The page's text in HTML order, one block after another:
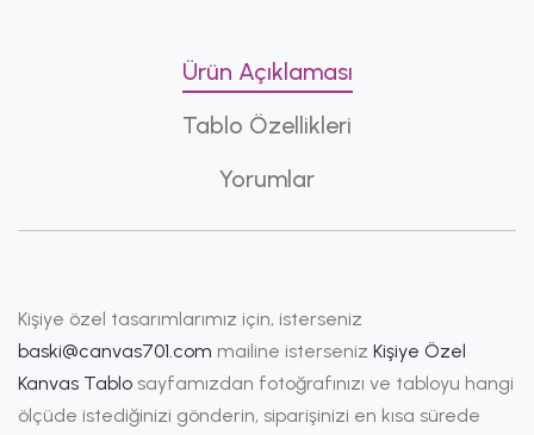
Ürün Açıklaması
Tablo Özellikleri
Yorumlar
Kişiye özel tasarımlarımız için, isterseniz
baski@canvas701.com mailine isterseniz Kişiye Özel
Kanvas Tablo sayfamızdan fotoğrafınızı ve tabloyu hangi
ölçüde istediğinizi gönderin, siparişinizi en kısa sürede